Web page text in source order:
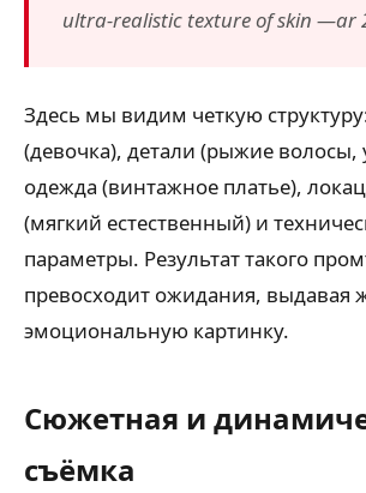
ultra-realistic texture of skin —ar
Здесь мы видим четкую
(девочка), детали (рыжие волосы,
одежда (винтажное платье),
(мягкий естественный) и
параметры. Результат такого
превосходит ожидания, выдавая
эмоциональную картинку.
Сюжетная и
съёмка